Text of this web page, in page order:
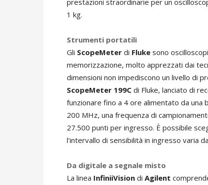
prestazioni straordinarie per un
1 kg.
Strumenti portatili
Gli ScopeMeter di Fluke sono
memorizzazione, molto apprezzati dai
dimensioni non impediscono un livello di
ScopeMeter 199C di Fluke, lanciato di
funzionare fino a 4 ore alimentato da una
200 MHz, una frequenza di
27.500 punti per ingresso. È possibile
l'intervallo di sensibilità in ingresso varia
Da digitale a segnale misto
La linea InfiniiVision di Agilent